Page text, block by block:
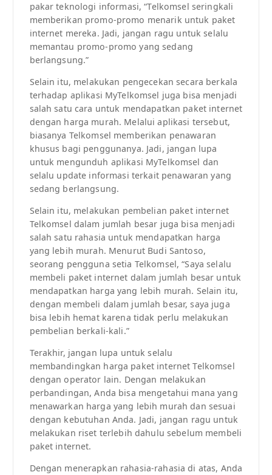
pakar teknologi informasi, “Telkomsel seringkali
memberikan promo-promo menarik untuk paket
internet mereka. Jadi, jangan ragu untuk selalu
memantau promo-promo yang sedang
berlangsung.”
Selain itu, melakukan pengecekan secara berkala
terhadap aplikasi MyTelkomsel juga bisa menjadi
salah satu cara untuk mendapatkan paket internet
dengan harga murah. Melalui aplikasi tersebut,
biasanya Telkomsel memberikan penawaran
khusus bagi penggunanya. Jadi, jangan lupa
untuk mengunduh aplikasi MyTelkomsel dan
selalu update informasi terkait penawaran yang
sedang berlangsung.
Selain itu, melakukan pembelian paket internet
Telkomsel dalam jumlah besar juga bisa menjadi
salah satu rahasia untuk mendapatkan harga
yang lebih murah. Menurut Budi Santoso,
seorang pengguna setia Telkomsel, “Saya selalu
membeli paket internet dalam jumlah besar untuk
mendapatkan harga yang lebih murah. Selain itu,
dengan membeli dalam jumlah besar, saya juga
bisa lebih hemat karena tidak perlu melakukan
pembelian berkali-kali.”
Terakhir, jangan lupa untuk selalu
membandingkan harga paket internet Telkomsel
dengan operator lain. Dengan melakukan
perbandingan, Anda bisa mengetahui mana yang
menawarkan harga yang lebih murah dan sesuai
dengan kebutuhan Anda. Jadi, jangan ragu untuk
melakukan riset terlebih dahulu sebelum membeli
paket internet.
Dengan menerapkan rahasia-rahasia di atas, Anda